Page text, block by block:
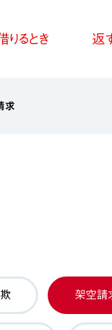
りるとき 返
求
架空請